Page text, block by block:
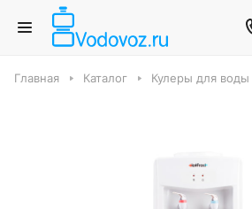
Главная Каталог Кулеры для воды